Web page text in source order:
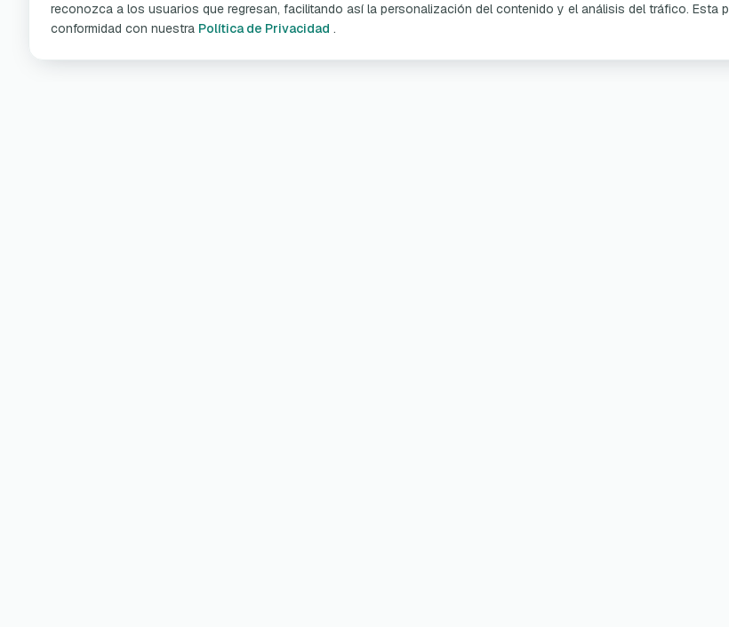
reconozca a los usuarios que regresan, facilitando así la personalización del contenido y el análisis del tráfico. Esta
conformidad con nuestra Política de Privacidad .